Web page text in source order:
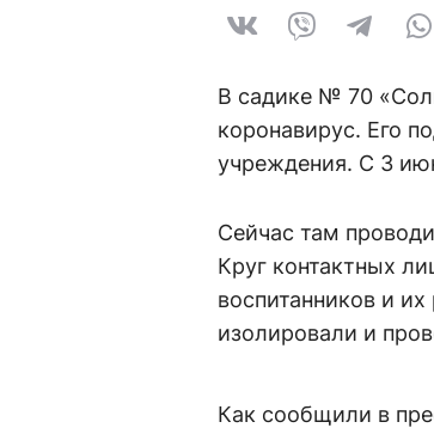
В садике № 70
коронавирус. Его
учреждения. С 3
Сейчас там
Круг контактных
воспитанников и
изолировали и
Как сообщили в